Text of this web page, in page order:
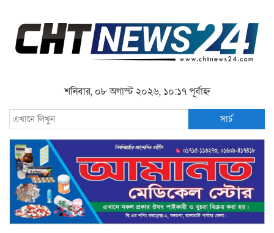
শনিবার, ০৮ অগাস্ট ২০২৬, ১০:১৭ পূর্বাহ্ন
সার্চ